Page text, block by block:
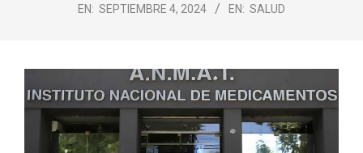
EN: SEPTIEMBRE 4, 2024 EN: SALUD